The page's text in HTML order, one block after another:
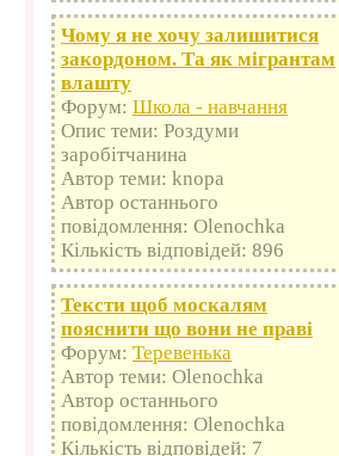
Чому я не хочу залишитися
закордоном. Та як мігрантам
влашту
Форум: Школа - навчання
Опис теми: Роздуми
заробітчанина
Автор теми: knopa
Автор останнього
повідомлення: Olenochka
Кількість відповідей: 896
Тексти щоб москалям
пояснити що вони не праві
Форум: Теревенька
Автор теми: Olenochka
Автор останнього
повідомлення: Olenochka
Кількість відповідей: 7